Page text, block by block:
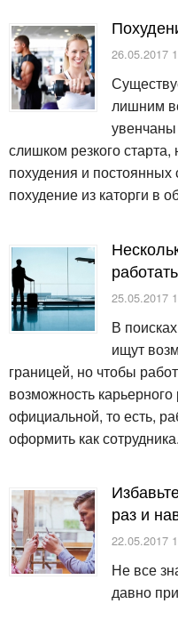
26.05.2017
лишним
слишком резкого
похудения и постоянных
похудение из каторги в
25.05.2017
В
ищут
границей, но чтобы
возможность
официальной, то есть,
оформить как сотрудника.
раз и
22.05.2017
Не все
давно